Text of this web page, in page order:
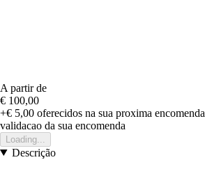
A partir de
€ 100,00
+€ 5,00 oferecidos na sua proxima encomenda
validacao da sua encomenda
Loading...
Descrição